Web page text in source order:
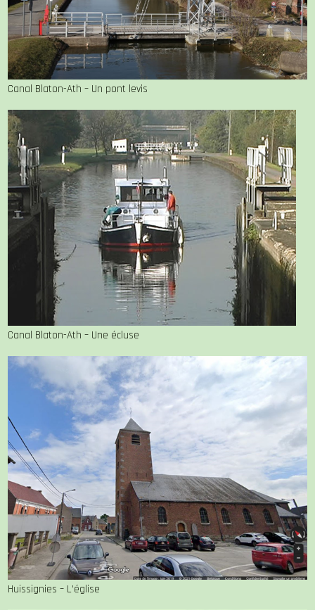
Canal Blaton-Ath – Un pont levis
Canal Blaton-Ath – Une écluse
Huissignies – L’église